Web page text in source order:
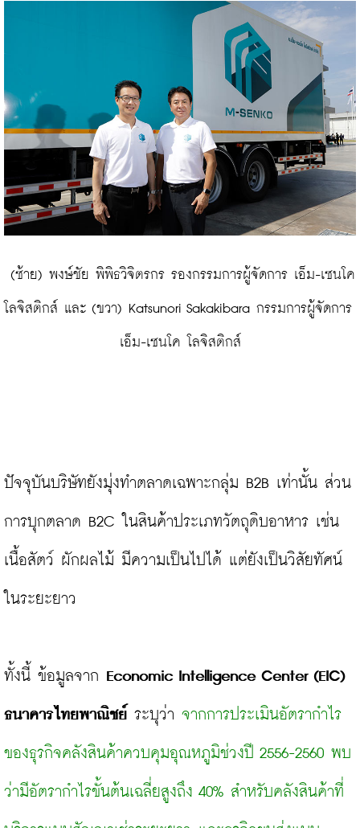
โลจิสติกส์ และ (ขวา) Katsunori Sakakibara กรรมการผู้จัดการ
เอ็ม-เซนโค โลจิสติกส์
ปัจจุบันบริษัทยังมุ่งทำตลาดเฉพาะกลุ่ม B2B เท่านั้น ส่วน
การบุกตลาด B2C ในสินค้าประเภทวัตถุดิบอาหาร เช่น
เนื้อสัตว์ ผักผลไม้ มีความเป็นไปได้ แต่ยังเป็นวิสัยทัศน์
ในระยะยาว
ทั้งนี้ ข้อมูลจาก Economic Intelligence Center (EIC)
ธนาคารไทยพาณิชย์ ระบุว่า จากการประเมินอัตรากำไร
ของธุรกิจคลังสินค้าควบคุมอุณหภูมิช่วงปี 2556-2560 พบ
ว่ามีอัตรากำไรขั้นต้นเฉลี่ยสูงถึง 40% สำหรับคลังสินค้าที่